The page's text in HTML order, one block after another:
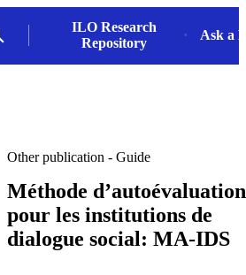
ILO Research
Repository
Ask a
Other publication - Guide
Méthode d’autoévaluation
pour les institutions de
dialogue social: MA-IDS